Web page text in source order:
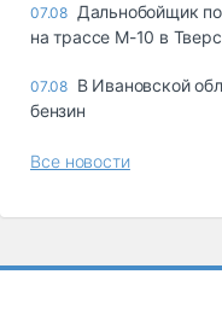
07.08 Дальнобойщик
на трассе М-10 в
07.08 В Ивановской
бензин
Все новости